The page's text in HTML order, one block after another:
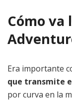
Cómo va
Era importante
que transmite
por curva en la